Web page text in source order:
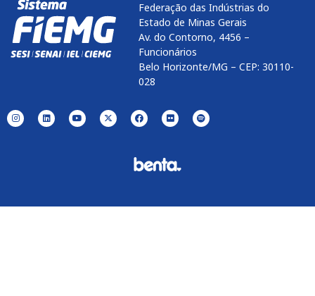
Federação das Indústrias do
Estado de Minas Gerais
Av. do Contorno, 4456 –
Funcionários
Belo Horizonte/MG – CEP: 30110-
028